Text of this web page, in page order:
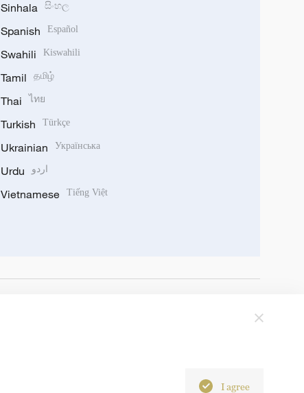
Sinhala සිංහල
Spanish Español
Swahili Kiswahili
Tamil தமிழ்
Thai ไทย
Turkish Türkçe
Ukrainian Українська
Urdu اردو
Vietnamese Tiếng Việt
I agree